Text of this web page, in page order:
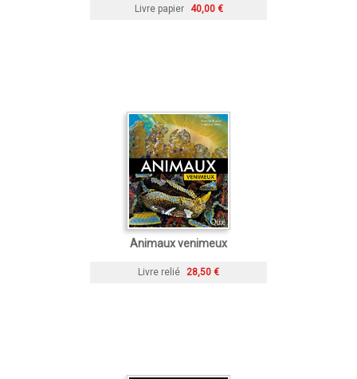
Livre papier 40,00 €
Animaux venimeux
Livre relié 28,50 €